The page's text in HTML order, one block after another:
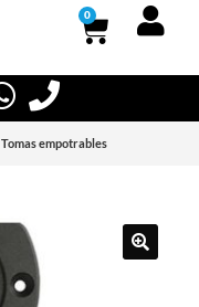
0
empotrables